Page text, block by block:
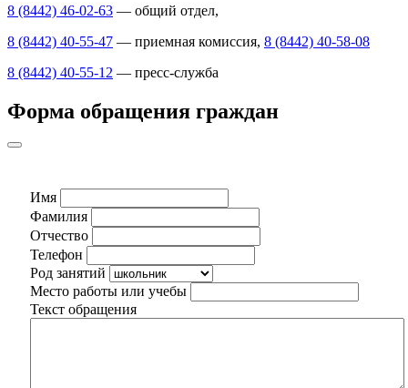
8 (8442) 46-02-63 — общий отдел,
8 (8442) 40-55-47 — приемная комиссия, 8 (8442) 40-58-08
8 (8442) 40-55-12 — пресс-служба
Форма обращения граждан
Имя
Фамилия
Отчество
Телефон
Род занятий
Место работы или учебы
Текст обращения